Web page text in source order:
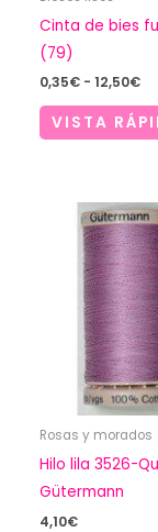
Cinta de bies
(79)
0,35€ - 12,50€
VISTA
Rosas y morados
Hilo lila 3526-
Gütermann
4,10€